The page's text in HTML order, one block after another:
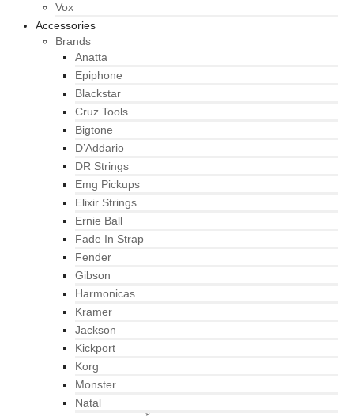
Vox
Accessories
Brands
Anatta
Epiphone
Blackstar
Cruz Tools
Bigtone
D’Addario
DR Strings
Emg Pickups
Elixir Strings
Ernie Ball
Fade In Strap
Fender
Gibson
Harmonicas
Kramer
Jackson
Kickport
Korg
Monster
Natal